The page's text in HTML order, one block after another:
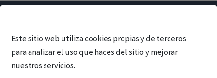
Este sitio web utiliza cookies propias y de terceros
para analizar el uso que haces del sitio y mejorar
nuestros servicios.